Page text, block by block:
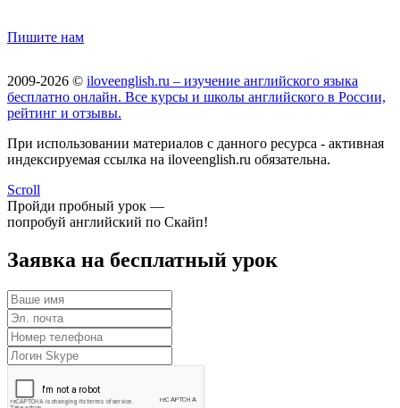
Пишите нам
2009-2026 © iloveenglish.ru – изучение английского языка
бесплатно онлайн. Все курсы и школы английского в России,
рейтинг и отзывы.
При использовании материалов с данного ресурса - активная
индексируемая ссылка на iloveenglish.ru обязательна.
Scroll
Пройди пробный урок —
попробуй английский по Скайп!
Заявка на бесплатный урок